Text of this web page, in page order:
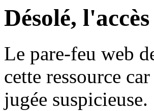
Désolé,
Le pare-feu web
cette ressource
jugée suspicieuse.